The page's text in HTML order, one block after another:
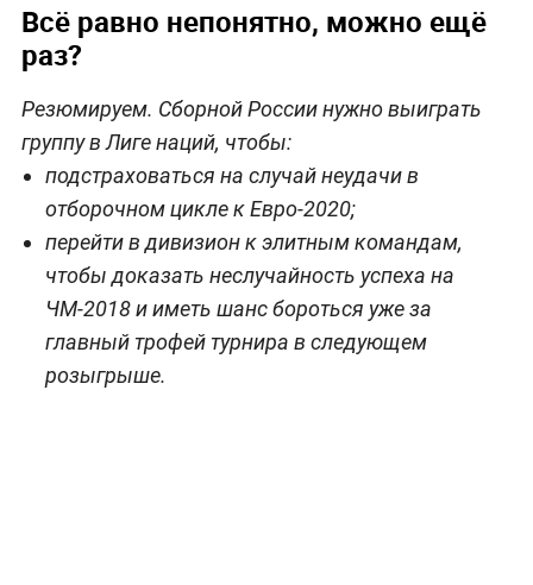
Всё равно непонятно, можно ещё
раз?
Резюмируем. Сборной России нужно выиграть
группу в Лиге наций, чтобы:
подстраховаться на случай неудачи в
отборочном цикле к Евро-2020;
перейти в дивизион к элитным командам,
чтобы доказать неслучайность успеха на
ЧМ-2018 и иметь шанс бороться уже за
главный трофей турнира в следующем
розыгрыше.